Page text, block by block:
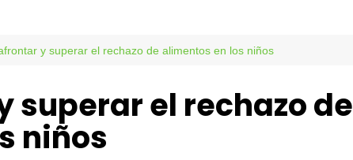
Internacionales Más allá
y superar el rechazo de alimentos en los niños
superar el rechazo de
niños